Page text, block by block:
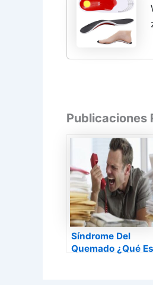
Publicaciones
Síndrome Del
Quemado ¿Qué Es